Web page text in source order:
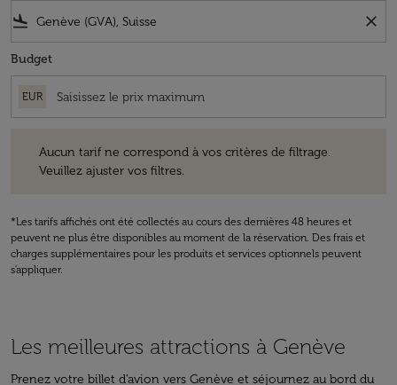
flight_land close
Budget
EUR
Aucun tarif ne correspond à vos critères de filtrage.
Veuillez ajuster vos filtres.
*Les tarifs affichés ont été collectés au cours des dernières 48 heures et
peuvent ne plus être disponibles au moment de la réservation. Des frais et
charges supplémentaires pour les produits et services optionnels peuvent
s'appliquer.
Les meilleures attractions à Genève
Prenez votre billet d’avion vers Genève et séjournez au bord du